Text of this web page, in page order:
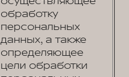
обработку
персональных
данных, а также
определяющее
цели обработки